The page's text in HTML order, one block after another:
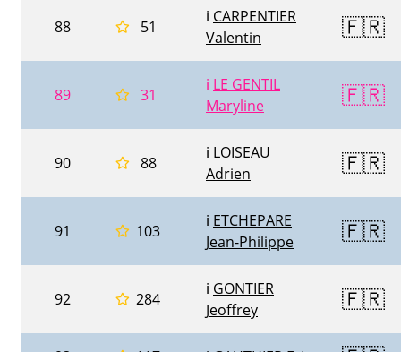
88 51
ℹ️ CARPENTIER
Valentin
🇫🇷
89 31
ℹ️ LE GENTIL
Maryline
🇫🇷
90 88
ℹ️ LOISEAU
Adrien
🇫🇷
91 103
ℹ️ ETCHEPARE
Jean-Philippe
🇫🇷
92 284
ℹ️ GONTIER
Jeoffrey
🇫🇷